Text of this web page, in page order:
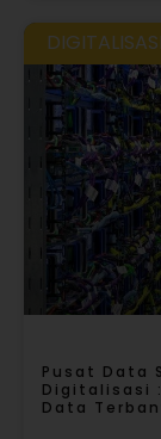
DIGITALISASI
Pusat Data
Digitalisasi :
Data